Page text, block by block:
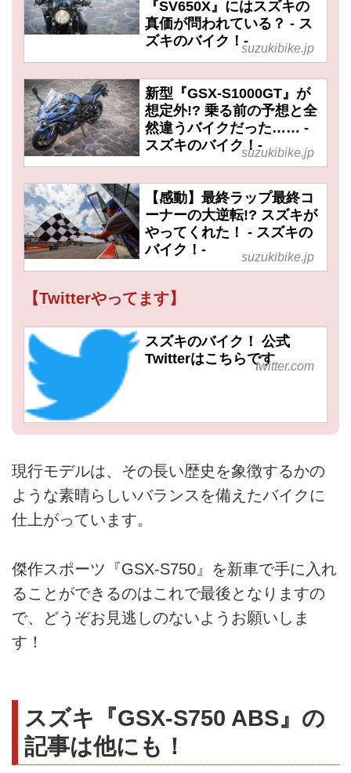
『SV650X』にはスズキの
真価が問われている？ - ス
ズキのバイク！-suzukibike.jp
新型『GSX-S1000GT』が
想定外!? 乗る前の予想と全
然違うバイクだった…… -
スズキのバイク！-suzukibike.jp
【感動】最終ラップ最終コ
ーナーの大逆転!? スズキが
やってくれた！ - スズキの
バイク！-
suzukibike.jp
【Twitterやってます】
スズキのバイク！ 公式
Twitterはこちらですtwitter.com
現行モデルは、その長い歴史を象徴するかの
ような素晴らしいバランスを備えたバイクに
仕上がっています。
傑作スポーツ『GSX-S750』を新車で手に入れ
ることができるのはこれで最後となりますの
で、どうぞお見逃しのないようお願いしま
す！
スズキ『GSX-S750 ABS』の
記事は他にも！